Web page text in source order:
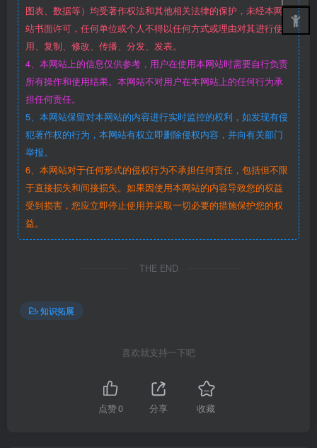
图表、数据等）均受著作权法和其他相关法律的保护，未经本网
站书面许可，任何单位或个人不得以任何方式或理由对其进行使
用、复制、修改、传播、分发、发表。
4、本网站上的信息仅供参考，用户在使用本网站时需要自行负责
所有操作和使用结果。本网站不对用户在本网站上的任何行为承
担任何责任。
5、本网站保留对本网站的内容进行实时监控的权利，如发现有侵
犯著作权的行为，本网站有权立即删除侵权内容，并向有关部门
举报。
6、本网站对于任何形式的侵权行为不承担任何责任，包括但不限
于直接损失和间接损失。如果因使用本网站的内容导致您的权益
受到损害，您应立即停止使用并采取一切必要的措施保护您的权
益。
THE END
知识拓展
喜欢就支持一下吧
点赞0 分享 收藏